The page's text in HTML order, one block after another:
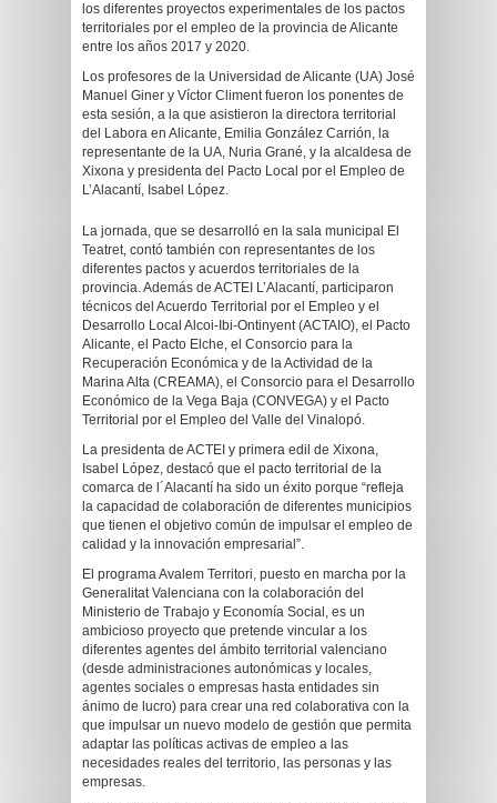
los diferentes proyectos experimentales de los pactos
territoriales por el empleo de la provincia de Alicante
entre los años 2017 y 2020.
Los profesores de la Universidad de Alicante (UA) José
Manuel Giner y Víctor Climent fueron los ponentes de
esta sesión, a la que asistieron la directora territorial
del Labora en Alicante, Emilia González Carrión, la
representante de la UA, Nuria Grané, y la alcaldesa de
Xixona y presidenta del Pacto Local por el Empleo de
L’Alacantí, Isabel López.
La jornada, que se desarrolló en la sala municipal El
Teatret, contó también con representantes de los
diferentes pactos y acuerdos territoriales de la
provincia. Además de ACTEI L’Alacantí, participaron
técnicos del Acuerdo Territorial por el Empleo y el
Desarrollo Local Alcoi-Ibi-Ontinyent (ACTAIO), el Pacto
Alicante, el Pacto Elche, el Consorcio para la
Recuperación Económica y de la Actividad de la
Marina Alta (CREAMA), el Consorcio para el Desarrollo
Económico de la Vega Baja (CONVEGA) y el Pacto
Territorial por el Empleo del Valle del Vinalopó.
La presidenta de ACTEI y primera edil de Xixona,
Isabel López, destacó que el pacto territorial de la
comarca de l´Alacantí ha sido un éxito porque “refleja
la capacidad de colaboración de diferentes municipios
que tienen el objetivo común de impulsar el empleo de
calidad y la innovación empresarial”.
El programa Avalem Territori, puesto en marcha por la
Generalitat Valenciana con la colaboración del
Ministerio de Trabajo y Economía Social, es un
ambicioso proyecto que pretende vincular a los
diferentes agentes del ámbito territorial valenciano
(desde administraciones autonómicas y locales,
agentes sociales o empresas hasta entidades sin
ánimo de lucro) para crear una red colaborativa con la
que impulsar un nuevo modelo de gestión que permita
adaptar las políticas activas de empleo a las
necesidades reales del territorio, las personas y las
empresas.